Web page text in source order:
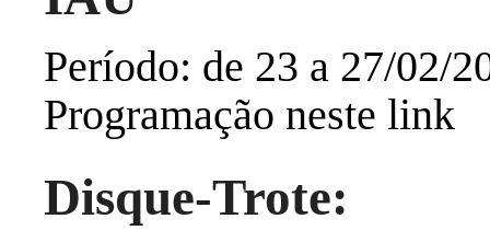
Período: de 23 a 27/02/
Programação neste link
Disque-Trote: